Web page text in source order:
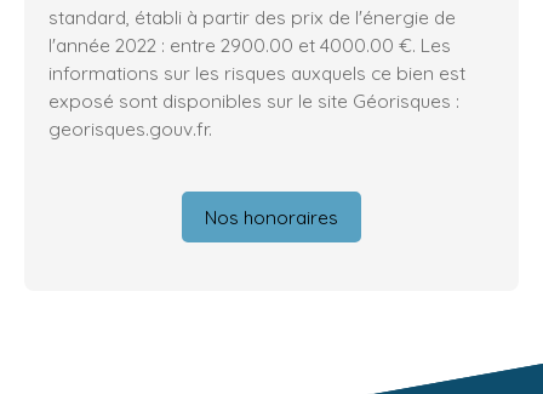
standard, établi à partir des prix de l'énergie de
l'année 2022 : entre 2900.00 et 4000.00 €. Les
informations sur les risques auxquels ce bien est
exposé sont disponibles sur le site Géorisques :
georisques.gouv.fr.
Nos honoraires